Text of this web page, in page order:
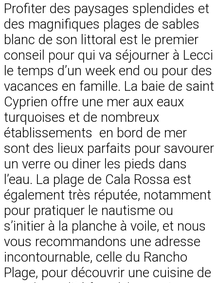
Profiter des paysages splendides et
des magnifiques plages de sables
blanc de son littoral est le premier
conseil pour qui va séjourner à Lecci
le temps d’un week end ou pour des
vacances en famille. La baie de saint
Cyprien offre une mer aux eaux
turquoises et de nombreux
établissements en bord de mer
sont des lieux parfaits pour savourer
un verre ou diner les pieds dans
l’eau. La plage de Cala Rossa est
également très réputée, notamment
pour pratiquer le nautisme ou
s’initier à la planche à voile, et nous
vous recommandons une adresse
incontournable, celle du Rancho
Plage, pour découvrir une cuisine de